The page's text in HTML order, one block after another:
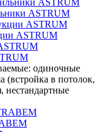
ASTRUM
ASTRUM
одиночные
(встройка в потолок,
нестандартные